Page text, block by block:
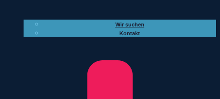
Wir suchen
Kontakt